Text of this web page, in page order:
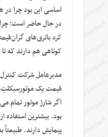
اساسی این بود چرا
کوتاهی هم دارند که تا ۱۲۰۰ سیکل شارژ یعنی کمتر از ۳ سال دوام می‌آورد.
قیمت یک موتورسیکلتِ
اگر شارژ موتور تمام
پیمایش دارند. طبیعتاً به روزی ۲ تا ۳ نوبت